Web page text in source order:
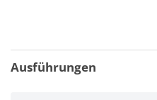
Ausführungen